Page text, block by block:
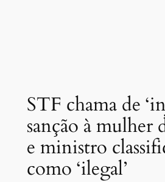
STF chama de
sanção à mulher
e ministro
como ‘ilegal’